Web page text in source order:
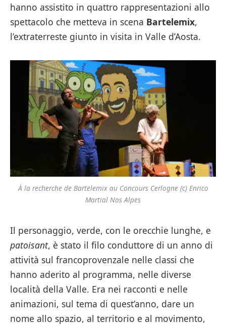
hanno assistito in quattro rappresentazioni allo
spettacolo che metteva in scena Bartelemix,
l’extraterreste giunto in visita in Valle d’Aosta.
À la recherche de Bartelemix au Concours Cerlogne (c) Enrico
Martial Nos Alpes
Il personaggio, verde, con le orecchie lunghe, e
patoisant, è stato il filo conduttore di un anno di
attività sul francoprovenzale nelle classi che
hanno aderito al programma, nelle diverse
località della Valle. Era nei racconti e nelle
animazioni, sul tema di quest’anno, dare un
nome allo spazio, al territorio e al movimento,